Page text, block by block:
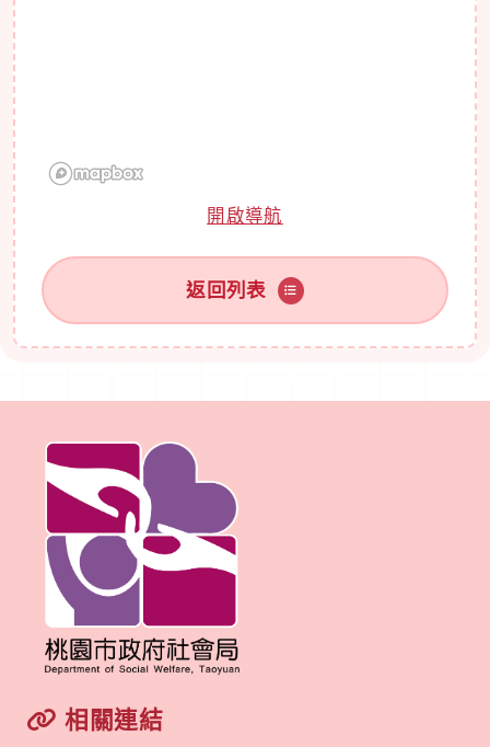
開啟導航
返回列表
相關連結